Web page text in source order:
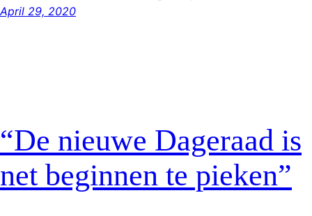
April 29, 2020
“De nieuwe Dageraad is
net beginnen te pieken”